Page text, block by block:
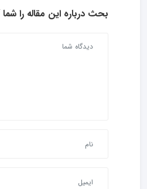
بحث درباره این مقاله را شما